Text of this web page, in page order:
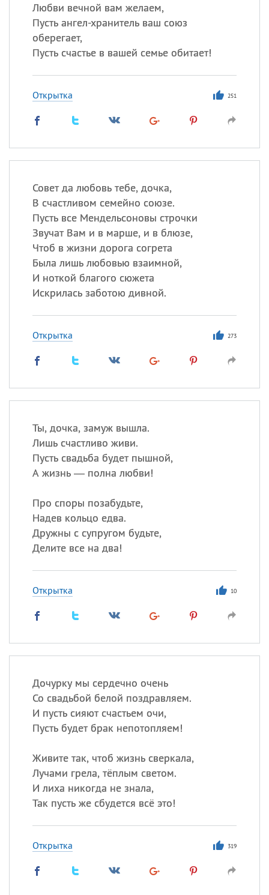
Любви вечной вам желаем,
Пусть ангел-хранитель ваш союз
оберегает,
Пусть счастье в вашей семье обитает!
Открытка 251
Совет да любовь тебе, дочка,
В счастливом семейно союзе.
Пусть все Мендельсоновы строчки
Звучат Вам и в марше, и в блюзе,
Чтоб в жизни дорога согрета
Была лишь любовью взаимной,
И ноткой благого сюжета
Искрилась заботою дивной.
Открытка 273
Ты, дочка, замуж вышла.
Лишь счастливо живи.
Пусть свадьба будет пышной,
А жизнь — полна любви!
Про споры позабудьте,
Надев кольцо едва.
Дружны с супругом будьте,
Делите все на два!
Открытка 10
Дочурку мы сердечно очень
Со свадьбой белой поздравляем.
И пусть сияют счастьем очи,
Пусть будет брак непотопляем!
Живите так, чтоб жизнь сверкала,
Лучами грела, тёплым светом.
И лиха никогда не знала,
Так пусть же сбудется всё это!
Открытка 319